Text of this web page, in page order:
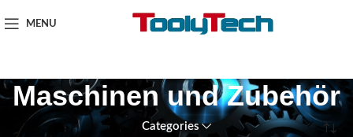
MENU
Maschinen und Zubehör
Categories